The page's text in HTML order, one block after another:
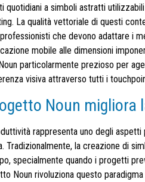
quotidiani a simboli astratti
La qualità vettoriale di questi
che devono adattare i
mobile alle dimensioni
particolarmente prezioso per
visiva attraverso tutti i
Noun
rappresenta uno degli
Tradizionalmente, la creazione di
specialmente quando i progetti
Noun rivoluziona questo